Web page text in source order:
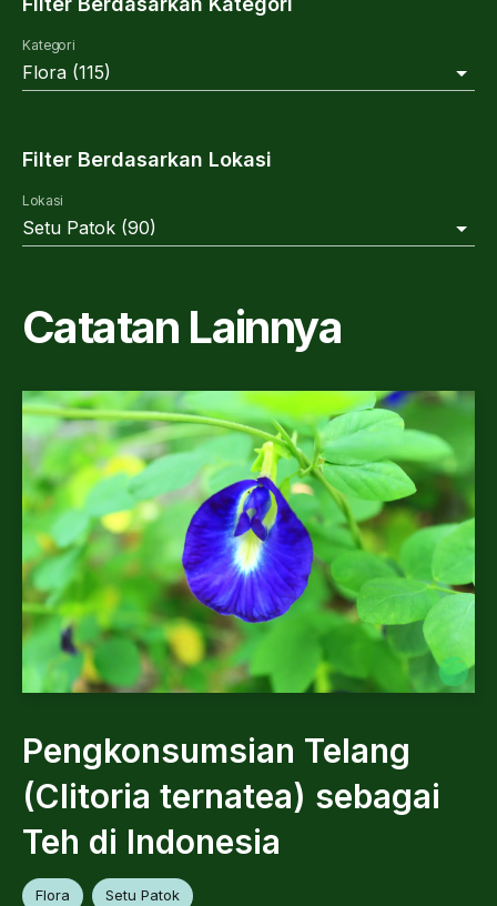
Kategori
Flora (115)
Filter Berdasarkan Lokasi
Lokasi
Setu Patok (90)
Catatan Lainnya
Pengkonsumsian Telang
(Clitoria ternatea) sebagai
Teh di Indonesia
Flora Setu Patok